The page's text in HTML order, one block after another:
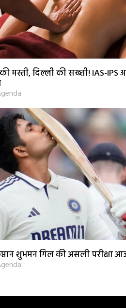
मस्ती, दिल्ली की सख्ती! IAS-IPS
शुभमन गिल की असली परीक्षा